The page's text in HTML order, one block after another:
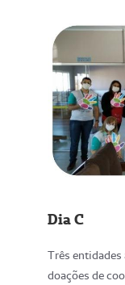
Dia C
Três
doações de